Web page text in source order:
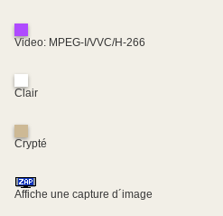
Video: MPEG-I/VVC/H-266
Clair
Crypté
Affiche une capture d´image